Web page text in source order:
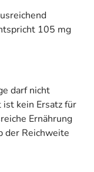
105 mg
darf nicht
kein Ersatz für
Ernährung
der Reichweite